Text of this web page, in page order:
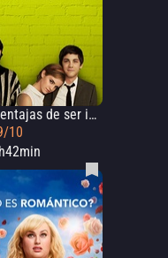
Las ventajas de ser invisible
10